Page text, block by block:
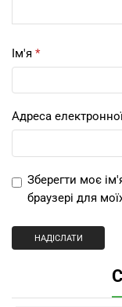
Ім'я *
Адреса
Зберегти моє
браузері для